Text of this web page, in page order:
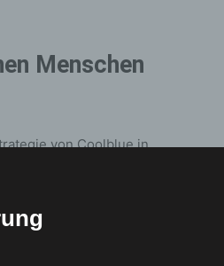
Menschen
von Coolblue in
im Großraum Hannover
Wunschtermin ab dem